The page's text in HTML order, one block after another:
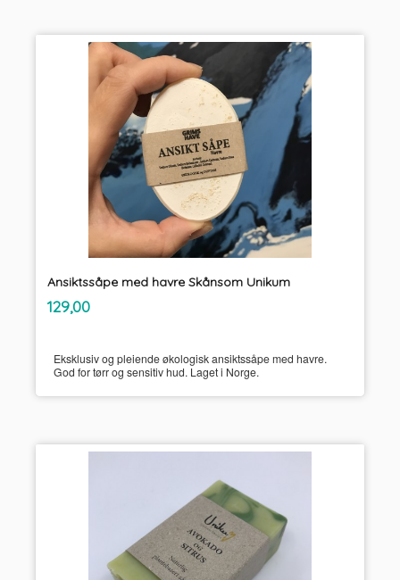
Ansiktssåpe med havre Skånsom Unikum
Pris
129,00mva.
Eksklusiv og pleiende økologisk ansiktssåpe med havre.
God for tørr og sensitiv hud. Laget i Norge.